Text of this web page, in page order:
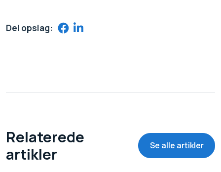
Del opslag:
Relaterede
artikler
Se alle artikler